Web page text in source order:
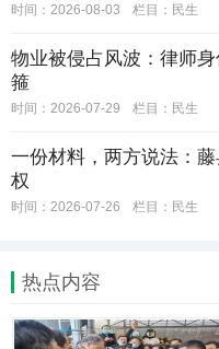
时间：2026-08-03 栏目： 民生
物业被侵占风波：律师
箍
时间：2026-07-29 栏目： 民生
一份材料，两方说法：
权
时间：2026-07-26 栏目： 民生
热点内容